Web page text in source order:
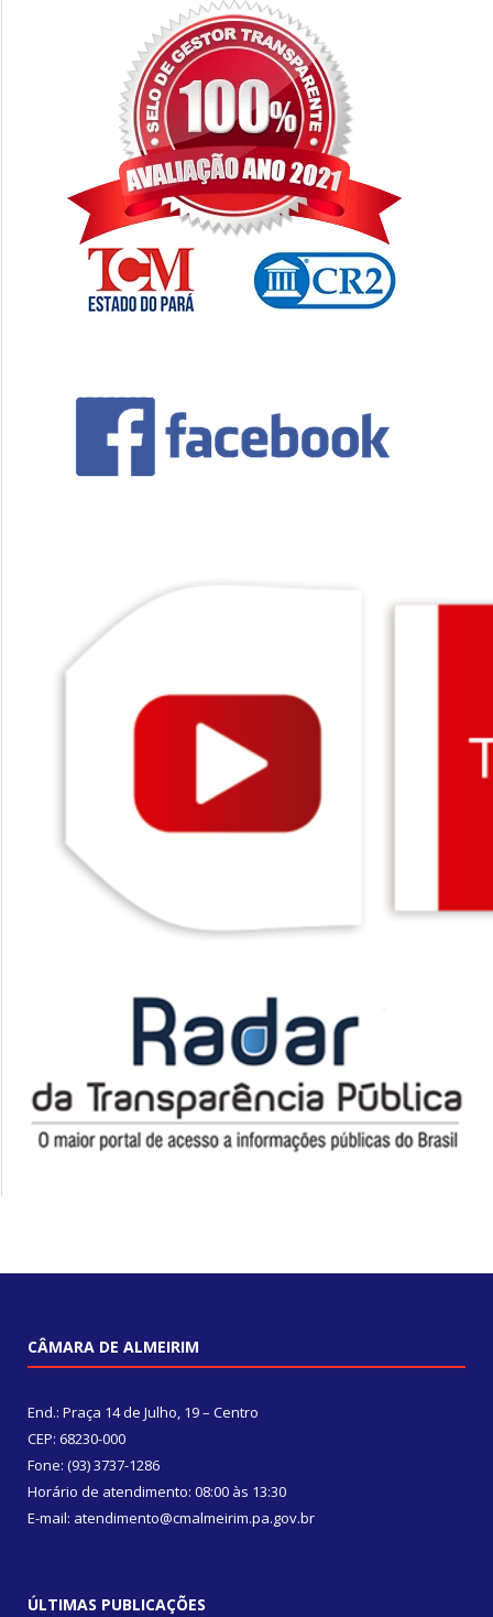
CÂMARA DE ALMEIRIM
End.: Praça 14 de Julho, 19 – Centro
CEP: 68230-000
Fone: (93) 3737-1286
Horário de atendimento: 08:00 às 13:30
E-mail: atendimento@cmalmeirim.pa.gov.br
ÚLTIMAS PUBLICAÇÕES